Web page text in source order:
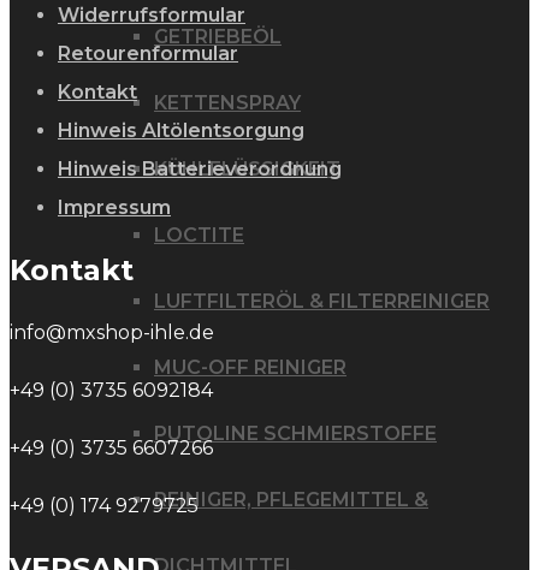
GETRIEBEÖL
KETTENSPRAY
KÜHLFLÜSSIGKEIT
LOCTITE
LUFTFILTERÖL & FILTERREINIGER
MUC-OFF REINIGER
PUTOLINE SCHMIERSTOFFE
REINIGER, PFLEGEMITTEL &
Widerrufsformular
Retourenformular
Kontakt
Hinweis Altölentsorgung
Hinweis Batterieverordnung
Impressum
Kontakt
info@mxshop-ihle.de
+49 (0) 3735 6092184
+49 (0) 3735 6607266
+49 (0) 174 9279725